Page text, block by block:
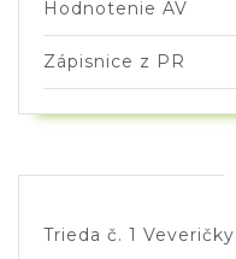
Hodnotenie AV
Zápisnice z PR
Trieda č. 1 Veveričky